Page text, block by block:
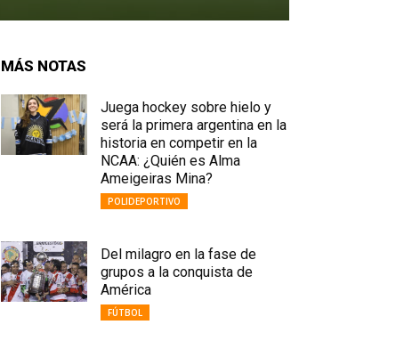
MÁS NOTAS
Juega hockey sobre hielo y
será la primera argentina en la
historia en competir en la
NCAA: ¿Quién es Alma
Ameigeiras Mina?
POLIDEPORTIVO
Del milagro en la fase de
grupos a la conquista de
América
FÚTBOL